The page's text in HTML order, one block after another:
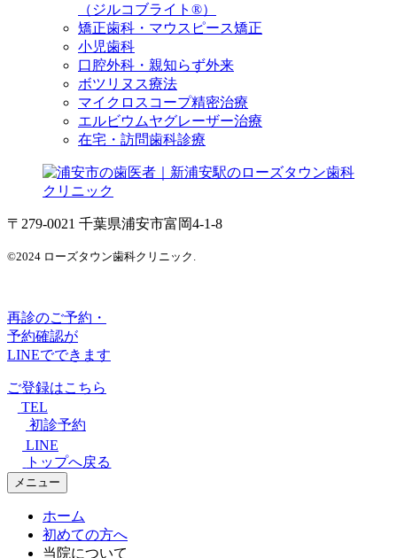
（ジルコブライト®）
矯正歯科・マウスピース矯正
小児歯科
口腔外科・親知らず外来
ボツリヌス療法
マイクロスコープ精密治療
エルビウムヤグレーザー治療
在宅・訪問歯科診療
〒279-0021 千葉県浦安市富岡4-1-8
©2024 ローズタウン歯科クリニック.
再診のご予約・
予約確認が
LINEでできます
ご登録はこちら
TEL
初診予約
LINE
トップへ戻る
メニュー
ホーム
初めての方へ
当院について